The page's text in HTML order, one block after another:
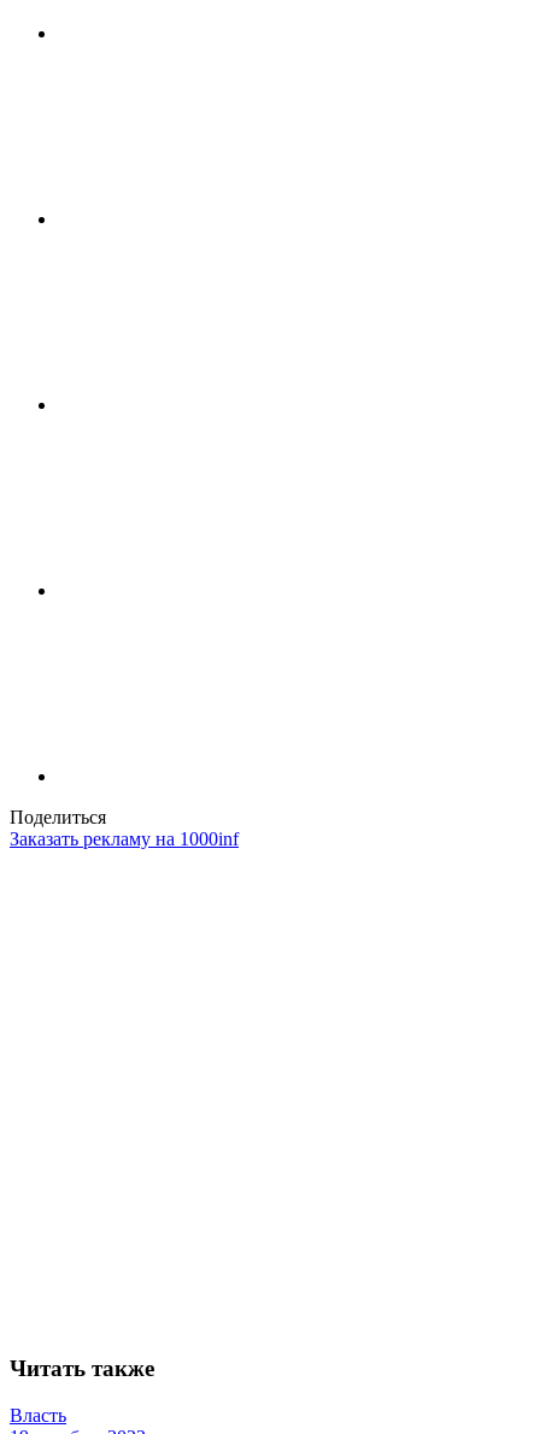
Поделиться
Заказать рекламу на 1000inf
Читать также
Власть